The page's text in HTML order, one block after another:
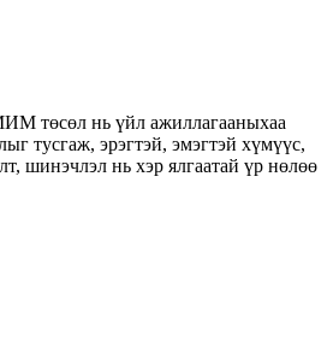
төсөл нь үйл ажиллагааныхаа
тусгаж, эрэгтэй, эмэгтэй хүмүүс,
шинэчлэл нь хэр ялгаатай үр нөлөө